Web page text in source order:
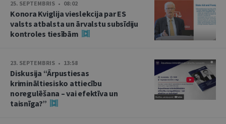
25. SEPTEMBRIS • 08:02
Konora Kviglija vieslekcija par ES
valsts atbalsta un ārvalstu subsīdiju
kontroles tiesībām
23. SEPTEMBRIS • 13:58
Diskusija “Ārpustiesas
krimināltiesisko attiecību
noregulēšana – vai efektīva un
taisnīga?”